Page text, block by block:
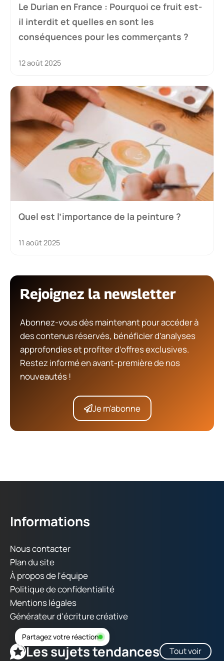
Le Durian en France : Pourquoi ce fruit est-
il interdit et quelles en sont les
conséquences pour les commerçants ?
12 août 2025
Quel est l’importance de la peinture ?
11 août 2025
Rejoignez la newsletter
Abonnez-vous dès maintenant pour accéder à
des contenus réservés, bénéficier d’analyses
approfondies et profiter d’offres exclusives.
Restez informé en avant-première de nos
nouveautés !
Je m'abonne
Informations
Nous contacter
Plan du site
À propos de l'équipe
Politique de confidentialité
Mentions légales
Générateur d'écriture créative
Les sujets tendances Tout voir
Partagez votre réaction